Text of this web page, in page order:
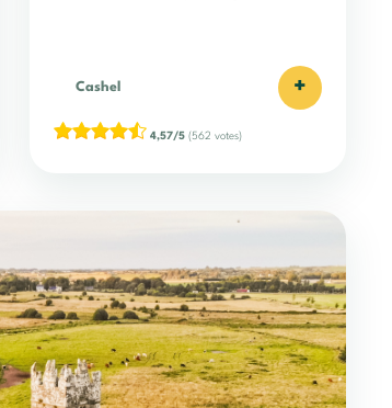
Cashel +
4,57/5(562 votes)